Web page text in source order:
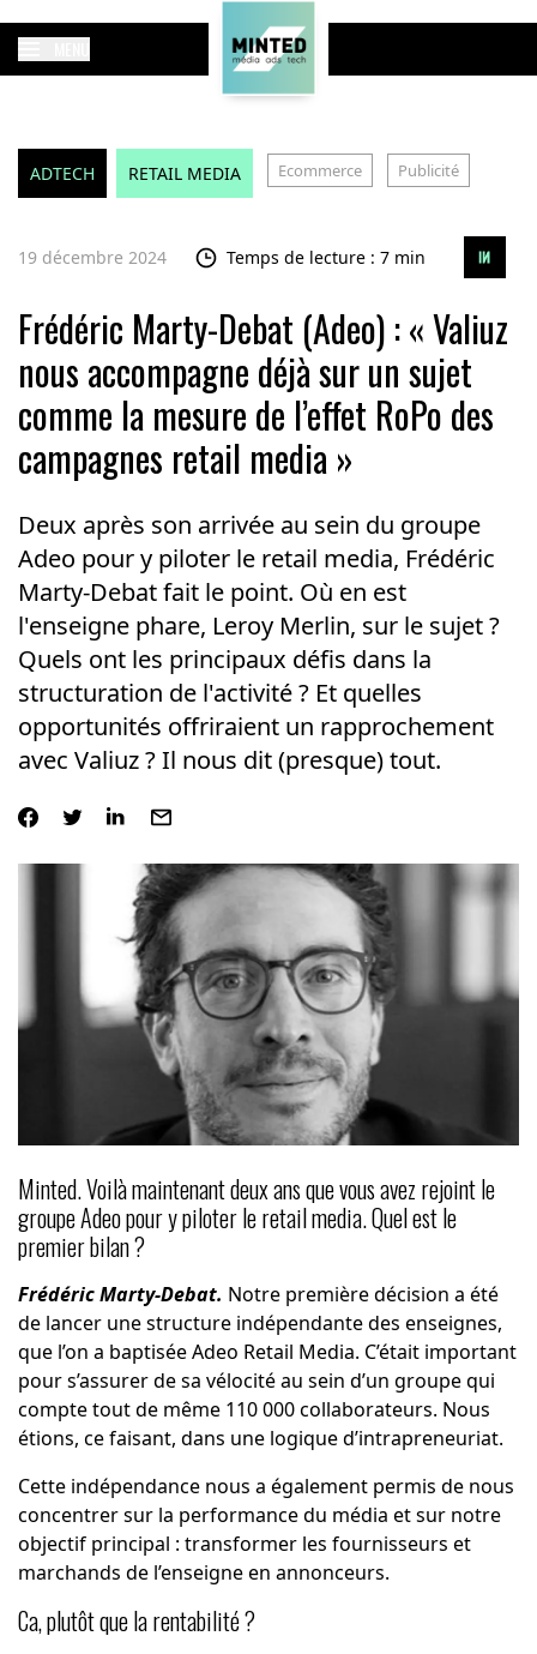
ADTECH RETAIL MEDIA Ecommerce Publicité
19 décembre 2024 Temps de lecture : 7 min
Frédéric Marty-Debat (Adeo) : « Valiuz
nous accompagne déjà sur un sujet
comme la mesure de l’effet RoPo des
campagnes retail media »
Deux après son arrivée au sein du groupe
Adeo pour y piloter le retail media, Frédéric
Marty-Debat fait le point. Où en est
l'enseigne phare, Leroy Merlin, sur le sujet ?
Quels ont les principaux défis dans la
structuration de l'activité ? Et quelles
opportunités offriraient un rapprochement
avec Valiuz ? Il nous dit (presque) tout.
Minted. Voilà maintenant deux ans que vous avez rejoint le
groupe Adeo pour y piloter le retail media. Quel est le
premier bilan ?
Frédéric Marty-Debat. Notre première décision a été
de lancer une structure indépendante des enseignes,
que l’on a baptisée Adeo Retail Media. C’était important
pour s’assurer de sa vélocité au sein d’un groupe qui
compte tout de même 110 000 collaborateurs. Nous
étions, ce faisant, dans une logique d’intrapreneuriat.
Cette indépendance nous a également permis de nous
concentrer sur la performance du média et sur notre
objectif principal : transformer les fournisseurs et
marchands de l’enseigne en annonceurs.
Ca, plutôt que la rentabilité ?